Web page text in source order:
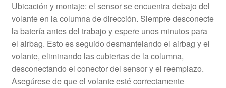
Ubicación y montaje: el sensor se encuentra debajo del
volante en la columna de dirección. Siempre desconecte
la batería antes del trabajo y espere unos minutos para
el airbag. Esto es seguido desmantelando el airbag y el
volante, eliminando las cubiertas de la columna,
desconectando el conector del sensor y el reemplazo.
Asegúrese de que el volante esté correctamente